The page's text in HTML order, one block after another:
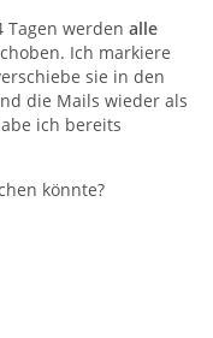
Tagen werden alle
Ich markiere
sie in den
die Mails wieder als
ich bereits
könnte?